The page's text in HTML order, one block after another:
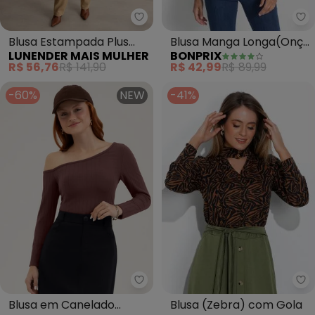
Lunender Mais Mulher - Blusa
Blusa Estampada Plus
Size (Marrom)
LUNENDER MAIS MULHER
R$ 56,76R$ 141,90
Blusa Manga Longa(Onça
Marrom)
BONPRIX
R$ 42,99R$ 89,99
-60%
NEW
Blusa em Canelado
-41%
Blusa (Zebra) com Gola